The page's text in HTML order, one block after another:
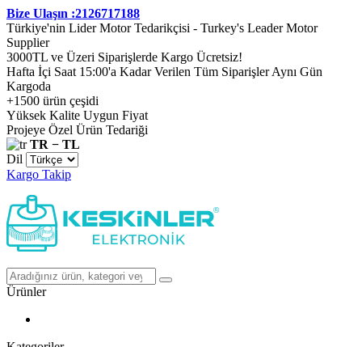
Bize Ulaşın :2126717188
Türkiye'nin Lider Motor Tedarikçisi - Turkey's Leader Motor
Supplier
3000TL ve Üzeri Siparişlerde Kargo Ücretsiz!
Hafta İçi Saat 15:00'a Kadar Verilen Tüm Siparişler Aynı Gün
Kargoda
+1500 ürün çeşidi
Yüksek Kalite Uygun Fiyat
Projeye Özel Ürün Tedariği
TR − TL
Dil
Kargo Takip
Ürünler